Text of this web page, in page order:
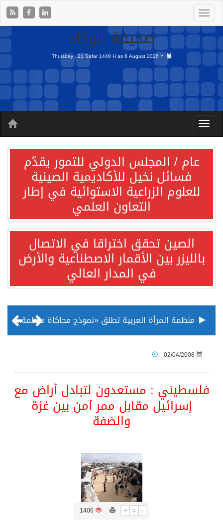
صحيفة الوكاد
Thursday , 21 Safar 1448 H as6 August 2026 Y
عام / المجلس الدولي للتمور يقدّم
فسائل نخيل للأكاديمية الصينية
للعلوم الزراعية الاستوائية في إطار
التعاون العلمي
الصين تحقق اختراقا في الاتصال
بالليزر بين الأقمار الاصطناعية والأرض
في المدار العالي
منظمة المرأة العربية تطلق «نموذج محاكاة منظمة المرأة العربية للشباب» بمشاركة 10 دول عربية..غدًا
ثلة من الضابطات في الجييش الكويتي
02/04/2008
فلسطيني : مستعدون لتبادل أراض مع
إسرائيل مقابل ممر آمن بين غزة
والضفة
+ = -
1406